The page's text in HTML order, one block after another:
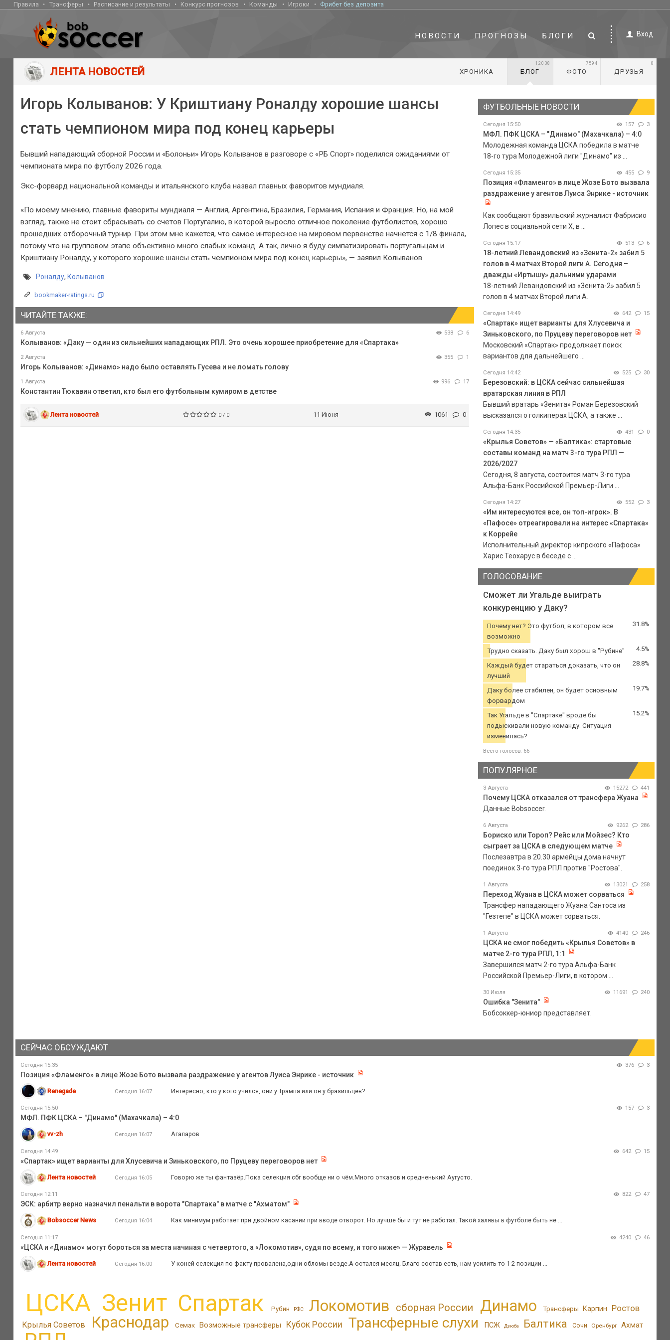
Правила Трансферы Расписание и результаты Конкурс прогнозов Команды Игроки Фрибет без депозита
НОВОСТИ ПРОГНОЗЫ БЛОГИ Вход
ЛЕНТА НОВОСТЕЙ ХРОНИКА БЛОГ
12038
ФОТО
7594
ДРУЗЬЯ
0
Игорь Колыванов: У Криштиану Роналду хорошие шансы
стать чемпионом мира под конец карьеры
Бывший нападающий сборной России и «Болоньи» Игорь Колыванов в разговоре с «РБ Спорт» поделился ожиданиями от
чемпионата мира по футболу 2026 года.
Экс-форвард национальной команды и итальянского клуба назвал главных фаворитов мундиаля.
«По моему мнению, главные фавориты мундиаля — Англия, Аргентина, Бразилия, Германия, Испания и Франция. Но, на мой
взгляд, также не стоит сбрасывать со счетов Португалию, в которой выросло отличное поколение футболистов, хорошо
прошедших отборочный турнир. При этом мне кажется, что самое интересное на мировом первенстве начнется с 1/8 финала,
потому что на групповом этапе объективно много слабых команд. А так, лично я буду симпатизировать португальцам и
Криштиану Роналду, у которого хорошие шансы стать чемпионом мира под конец карьеры», — заявил Колыванов.
Роналду, Колыванов
bookmaker-ratings.ru
ЧИТАЙТЕ ТАКЖЕ:
6 Августа 538 6
Колыванов: «Даку — один из сильнейших нападающих РПЛ. Это очень хорошее приобретение для «Спартака»
2 Августа 355 1
Игорь Колыванов: «Динамо» надо было оставлять Гусева и не ломать голову
1 Августа 996 17
Константин Тюкавин ответил, кто был его футбольным кумиром в детстве
Лента новостей 0 / 0 11 Июня 1061 0
ФУТБОЛЬНЫЕ НОВОСТИ
Сегодня 15:50 157 3
МФЛ. ПФК ЦСКА – "Динамо" (Махачкала) – 4:0
Молодежная команда ЦСКА победила в матче
18-го тура Молодежной лиги "Динамо" из ...
Сегодня 15:35 455 9
Позиция «Фламенго» в лице Жозе Бото вызвала
раздражение у агентов Луиса Энрике - источник
Как сообщают бразильский журналист Фабрисио
Лопес в социальной сети Х, в ...
Сегодня 15:17 513 6
18-летний Левандовский из «Зенита-2» забил 5
голов в 4 матчах Второй лиги А. Сегодня –
дважды «Иртышу» дальними ударами
18-летний Левандовский из «Зенита-2» забил 5
голов в 4 матчах Второй лиги А.
Сегодня 14:49 642 15
«Спартак» ищет варианты для Хлусевича и
Зиньковского, по Пруцеву переговоров нет
Московский «Спартак» продолжает поиск
вариантов для дальнейшего ...
Сегодня 14:42 525 30
Березовский: в ЦСКА сейчас сильнейшая
вратарская линия в РПЛ
Бывший вратарь «Зенита» Роман Березовский
высказался о голкиперах ЦСКА, а также ...
Сегодня 14:35 431 0
«Крылья Советов» — «Балтика»: стартовые
составы команд на матч 3-го тура РПЛ —
2026/2027
Сегодня, 8 августа, состоится матч 3-го тура
Альфа-Банк Российской Премьер-Лиги ...
Сегодня 14:27 552 3
«Им интересуются все, он топ-игрок». В
«Пафосе» отреагировали на интерес «Спартака»
к Коррейе
Исполнительный директор кипрского «Пафоса»
Харис Теохарус в беседе с ...
ГОЛОСОВАНИЕ
Сможет ли Угальде выиграть
конкуренцию у Даку?
Почему нет? Это футбол, в котором все
возможно
31.8%
Трудно сказать. Даку был хорош в "Рубине" 4.5%
Каждый будет стараться доказать, что он
лучший
28.8%
Даку более стабилен, он будет основным
форвардом
19.7%
Так Угальде в "Спартаке" вроде бы
подыскивали новую команду. Ситуация
изменилась?
15.2%
Всего голосов: 66
ПОПУЛЯРНОЕ
3 Августа 15272 441
Почему ЦСКА отказался от трансфера Жуана
Данные Bobsoccer.
6 Августа 9262 286
Бориско или Тороп? Рейс или Мойзес? Кто
сыграет за ЦСКА в следующем матче
Послезавтра в 20.30 армейцы дома начнут
поединок 3-го тура РПЛ против "Ростова".
1 Августа 13021 258
Переход Жуана в ЦСКА может сорваться
Трансфер нападающего Жуана Сантоса из
"Гезтепе" в ЦСКА может сорваться.
1 Августа 4140 246
ЦСКА не смог победить «Крылья Советов» в
матче 2-го тура РПЛ, 1:1
Завершился матч 2-го тура Альфа-Банк
Российской Премьер-Лиги, в котором ...
30 Июля 11691 240
Ошибка "Зенита"
Бобсоккер-юниор представляет.
СЕЙЧАС ОБСУЖДАЮТ
Сегодня 15:35 376 3
Позиция «Фламенго» в лице Жозе Бото вызвала раздражение у агентов Луиса Энрике - источник
Renegade Сегодня 16:07 Интересно, кто у кого учился, они у Трампа или он у бразильцев?
Сегодня 15:50 157 3
МФЛ. ПФК ЦСКА – "Динамо" (Махачкала) – 4:0
vv-zh Сегодня 16:07 Агаларов
Сегодня 14:49 642 15
«Спартак» ищет варианты для Хлусевича и Зиньковского, по Пруцеву переговоров нет
Лента новостей Сегодня 16:05 Говорю же ты фантазёр.Пока селекция сбг вообще ни о чём.Много отказов и средненький Аугусто.
Сегодня 12:11 822 47
ЭСК: арбитр верно назначил пенальти в ворота "Спартака" в матче с "Ахматом"
Bobsoccer News Сегодня 16:04 Как минимум работает при двойном касании при вводе отворот. Но лучше бы и тут не работал. Такой халявы в футболе быть не ...
Сегодня 11:17 4240 46
«ЦСКА и «Динамо» могут бороться за места начиная с четвертого, а «Локомотив», судя по всему, и того ниже» — Журавель
Лента новостей Сегодня 16:00 У коней селекция по факту провалена,одни обломы везде.А остался месяц. Благо состав есть, нам усилить-то 1-2 позиции ...
ЦСКА Зенит Спартак Рубин РФС Локомотив сборная России Динамо Трансферы Карпин Ростов
Крылья Советов Краснодар Семак Возможные трансферы Кубок России Трансферные слухи ПСЖ Дзюба Балтика Сочи Оренбург Ахмат